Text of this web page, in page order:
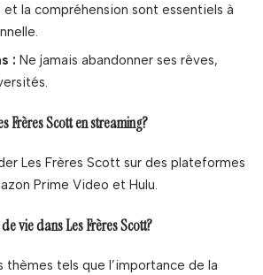
et la compréhension sont essentiels à
: Ne jamais abandonner ses rêves,
Frères Scott en streaming?
Les Frères Scott sur des plateformes
Prime Video et Hulu.
vie dans Les Frères Scott?
thèmes tels que l’importance de la